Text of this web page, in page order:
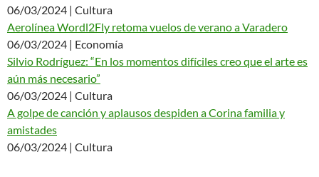
06/03/2024 | Cultura
Aerolínea Wordl2Fly retoma vuelos de verano a Varadero
06/03/2024 | Economía
Silvio Rodríguez: “En los momentos difíciles creo que el arte es
aún más necesario”
06/03/2024 | Cultura
A golpe de canción y aplausos despiden a Corina familia y
amistades
06/03/2024 | Cultura